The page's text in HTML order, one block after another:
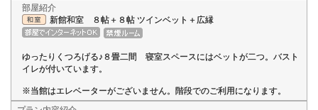
部屋紹介
新館和室 ８帖＋８帖 ツインベット＋広縁
ゆったりくつろげる♪８畳二間 寝室スペースにはベットが二つ。バスト
イレが付いています。
※当館はエレベーターがございません。階段でのご利用になります。